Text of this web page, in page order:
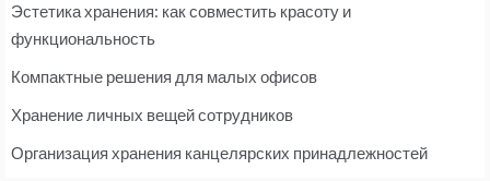
Эстетика хранения: как совместить красоту и
функциональность
Компактные решения для малых офисов
Хранение личных вещей сотрудников
Организация хранения канцелярских принадлежностей